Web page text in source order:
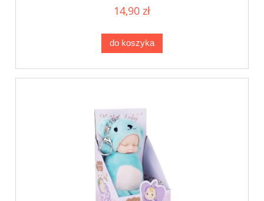
14,90 zł
do koszyka